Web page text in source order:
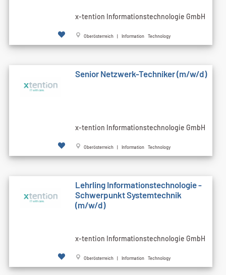
x-tention Informationstechnologie GmbH
Oberösterreich | Information Technology
Senior Netzwerk-Techniker (m/w/d)
x-tention Informationstechnologie GmbH
Oberösterreich | Information Technology
Lehrling Informationstechnologie -
Schwerpunkt Systemtechnik
(m/w/d)
x-tention Informationstechnologie GmbH
Oberösterreich | Information Technology